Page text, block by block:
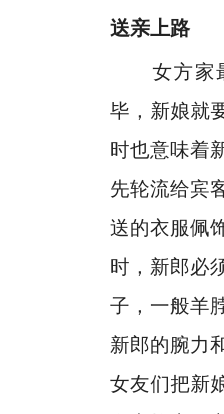
送亲上路
女方家最
毕，新娘就
时也意味着
先轮流给宾
送的衣服佩
时，新郎必
子，一般羊
新郎的腕力
女友们把新